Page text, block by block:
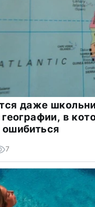
даже
географии, в
7